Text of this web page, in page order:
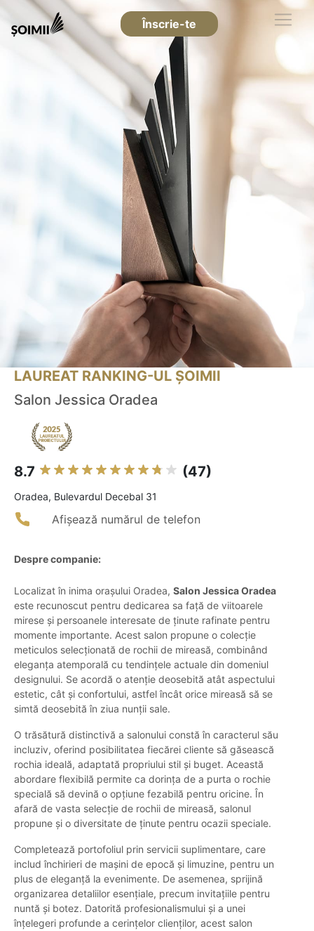
Înscrie-te
LAUREAT RANKING-UL ȘOIMII
Salon Jessica Oradea
8.7 (47)
Oradea, Bulevardul Decebal 31
Afișează numărul de telefon
Despre companie:
Localizat în inima orașului Oradea, Salon Jessica Oradea
este recunoscut pentru dedicarea sa față de viitoarele
mirese și persoanele interesate de ținute rafinate pentru
momente importante. Acest salon propune o colecție
meticulos selecționată de rochii de mireasă, combinând
eleganța atemporală cu tendințele actuale din domeniul
designului. Se acordă o atenție deosebită atât aspectului
estetic, cât și confortului, astfel încât orice mireasă să se
simtă deosebită în ziua nunții sale.
O trăsătură distinctivă a salonului constă în caracterul său
incluziv, oferind posibilitatea fiecărei cliente să găsească
rochia ideală, adaptată propriului stil și buget. Această
abordare flexibilă permite ca dorința de a purta o rochie
specială să devină o opțiune fezabilă pentru oricine. În
afară de vasta selecție de rochii de mireasă, salonul
propune și o diversitate de ținute pentru ocazii speciale.
Completează portofoliul prin servicii suplimentare, care
includ închirieri de mașini de epocă și limuzine, pentru un
plus de eleganță la evenimente. De asemenea, sprijină
organizarea detaliilor esențiale, precum invitațiile pentru
nuntă și botez. Datorită profesionalismului și a unei
înțelegeri profunde a cerințelor clienților, acest salon